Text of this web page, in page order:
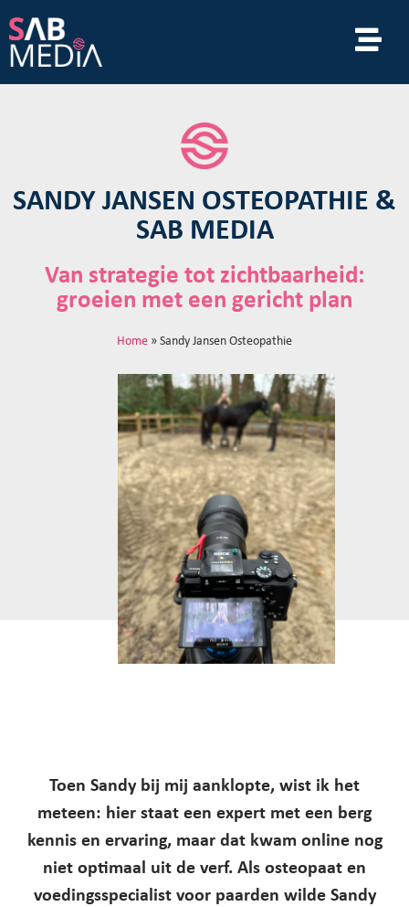
SANDY JANSEN OSTEOPATHIE &
SAB MEDIA
Van strategie tot zichtbaarheid:
groeien met een gericht plan
Home »Sandy Jansen Osteopathie
Toen Sandy bij mij aanklopte, wist ik het
meteen: hier staat een expert met een berg
kennis en ervaring, maar dat kwam online nog
niet optimaal uit de verf. Als osteopaat en
voedingsspecialist voor paarden wilde Sandy